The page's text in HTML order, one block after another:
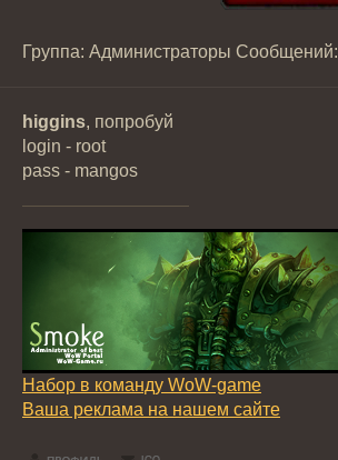
Группа: Администраторы Сообщений:
higgins, попробуй
login - root
pass - mangos
Набор в команду WoW-game
Ваша реклама на нашем сайте